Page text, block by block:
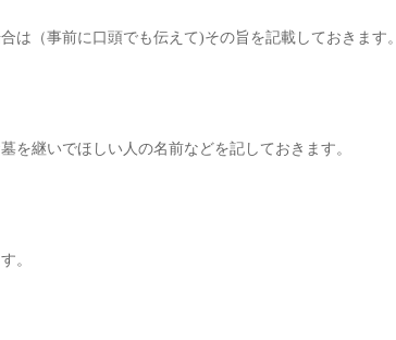
は（事前に口頭でも伝えて)その旨を記載しておきます。
を継いでほしい人の名前などを記しておきます。
。